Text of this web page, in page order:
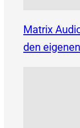
Matrix
den eigenen